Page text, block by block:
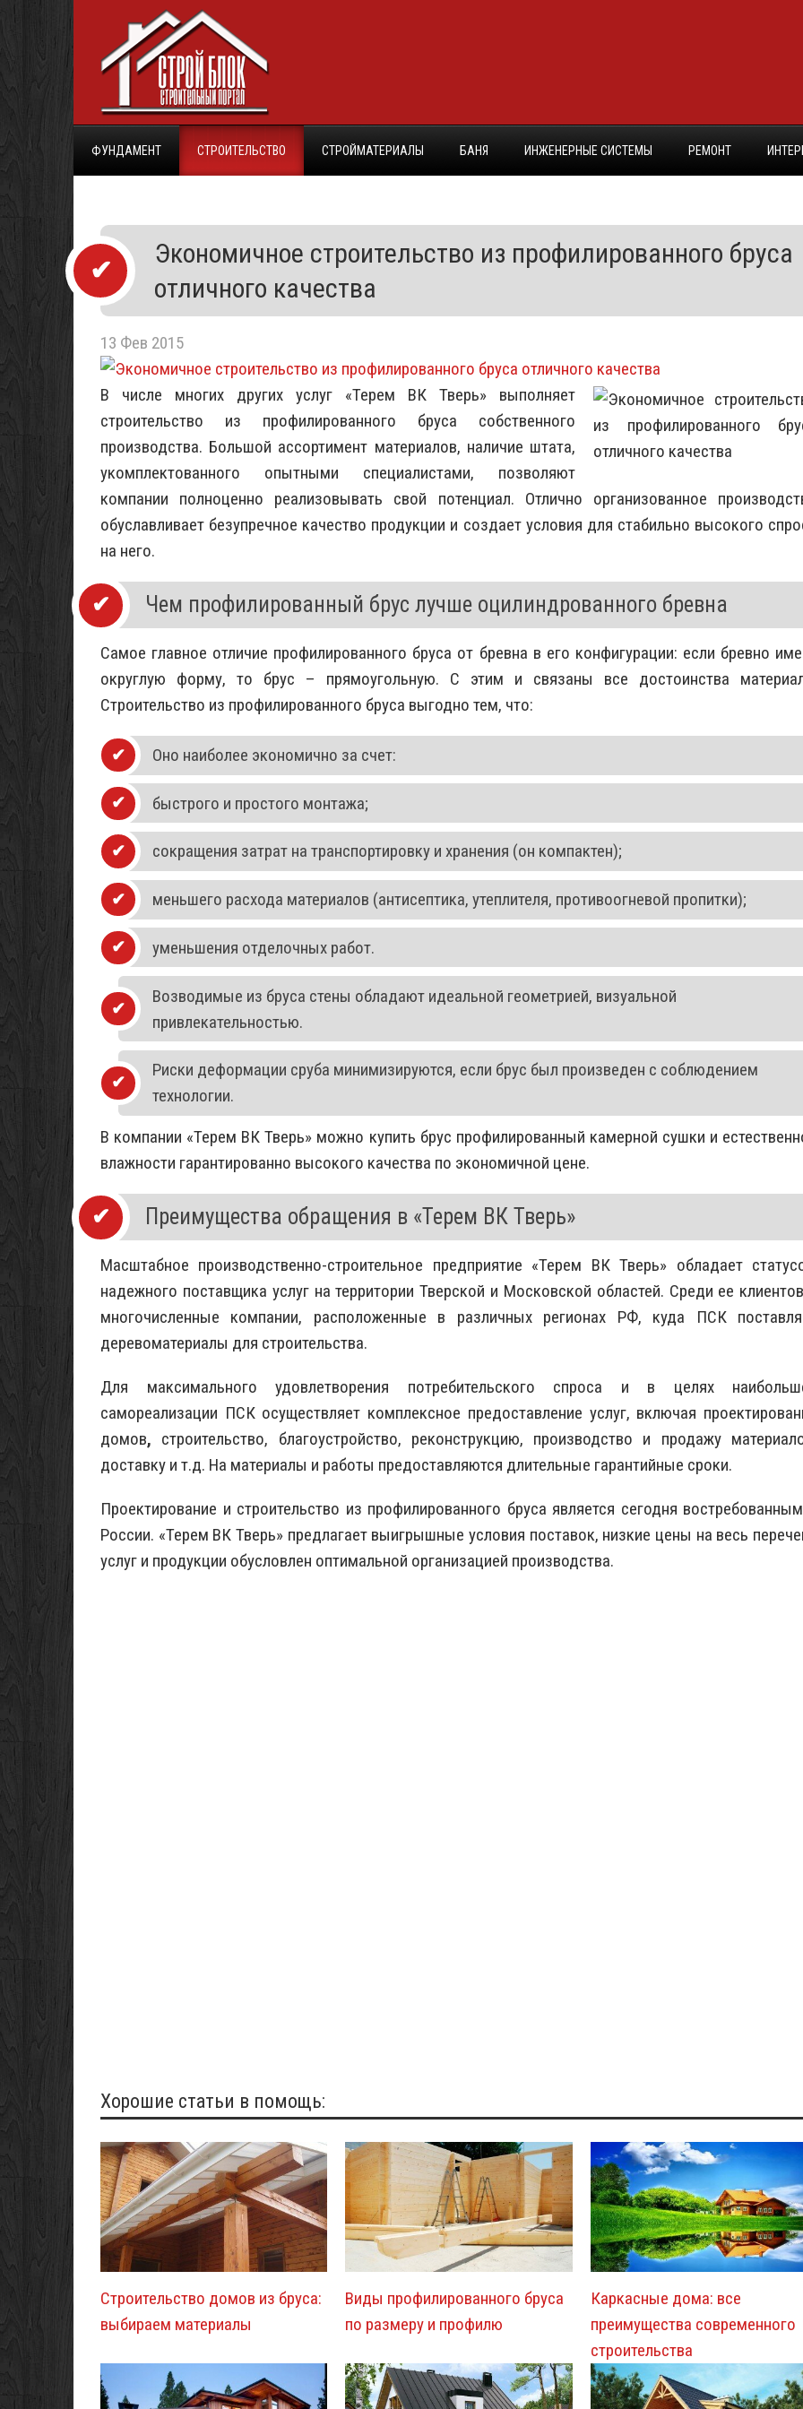
ФУНДАМЕНТ СТРОИТЕЛЬСТВО СТРОЙМАТЕРИАЛЫ БАНЯ ИНЖЕНЕРНЫЕ СИСТЕМЫ РЕМОНТ
Экономичное строительство из профилированного бруса
отличного качества
13 Фев 2015
В числе многих других услуг «Терем ВК Тверь» выполняет
строительство из профилированного бруса собственного
производства. Большой ассортимент материалов, наличие штата,
укомплектованного опытными специалистами, позволяют
компании полноценно реализовывать свой потенциал. Отлично организованное
обуславливает безупречное качество продукции и создает условия для стабильно высокого
на него.
Чем профилированный брус лучше оцилиндрованного бревна
Самое главное отличие профилированного бруса от бревна в его конфигурации: если бревно
округлую форму, то брус – прямоугольную. С этим и связаны все достоинства
Строительство из профилированного бруса выгодно тем, что:
Оно наиболее экономично за счет:
быстрого и простого монтажа;
сокращения затрат на транспортировку и хранения (он компактен);
меньшего расхода материалов (антисептика, утеплителя, противоогневой пропитки);
уменьшения отделочных работ.
Возводимые из бруса стены обладают идеальной геометрией, визуальной
привлекательностью.
Риски деформации сруба минимизируются, если брус был произведен с соблюдением
технологии.
В компании «Терем ВК Тверь» можно купить брус профилированный камерной сушки и
влажности гарантированно высокого качества по экономичной цене.
Преимущества обращения в «Терем ВК Тверь»
Масштабное производственно-строительное предприятие «Терем ВК Тверь» обладает
надежного поставщика услуг на территории Тверской и Московской областей. Среди ее
многочисленные компании, расположенные в различных регионах РФ, куда ПСК
деревоматериалы для строительства.
Для максимального удовлетворения потребительского спроса и в целях
самореализации ПСК осуществляет комплексное предоставление услуг, включая
домов, строительство, благоустройство, реконструкцию, производство и продажу
доставку и т.д. На материалы и работы предоставляются длительные гарантийные сроки.
Проектирование и строительство из профилированного бруса является сегодня
России. «Терем ВК Тверь» предлагает выигрышные условия поставок, низкие цены на весь
услуг и продукции обусловлен оптимальной организацией производства.
Хорошие статьи в помощь:
Строительство домов из бруса:
выбираем материалы
Виды профилированного бруса
по размеру и профилю
Каркасные дома: все
преимущества современного
строительства